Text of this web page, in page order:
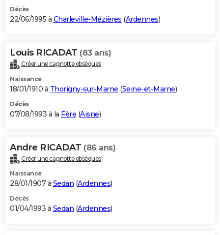
Décès
22/06/1995 à Charleville-Mézières (Ardennes)
Louis RICADAT (83 ans)
Créer une cagnotte obsèques
Naissance
18/01/1910 à Thorigny-sur-Marne (Seine-et-Marne)
Décès
07/08/1993 à la Fère (Aisne)
Andre RICADAT (86 ans)
Créer une cagnotte obsèques
Naissance
28/01/1907 à Sedan (Ardennes)
Décès
01/04/1993 à Sedan (Ardennes)